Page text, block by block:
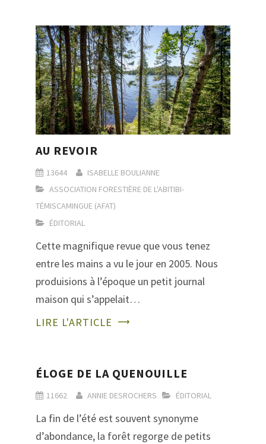
AU REVOIR
13644
ISABELLE BOULIANNE
ASSOCIATION FORESTIÈRE DE L'ABITIBI-
TÉMISCAMINGUE (AFAT)
ÉDITORIAL
Cette magnifique revue que vous tenez
entre les mains a vu le jour en 2005. Nous
produisions à l’époque un petit journal
maison qui s’appelait…
LIRE L'ARTICLE
ÉLOGE DE LA QUENOUILLE
11662 ANNIE DESROCHERS ÉDITORIAL
La fin de l’été est souvent synonyme
d’abondance, la forêt regorge de petits